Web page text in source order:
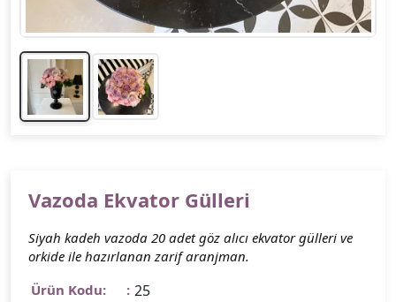
Vazoda Ekvator Gülleri
Siyah kadeh vazoda 20 adet göz alıcı ekvator gülleri ve
orkide ile hazırlanan zarif aranjman.
Ürün Kodu:
25